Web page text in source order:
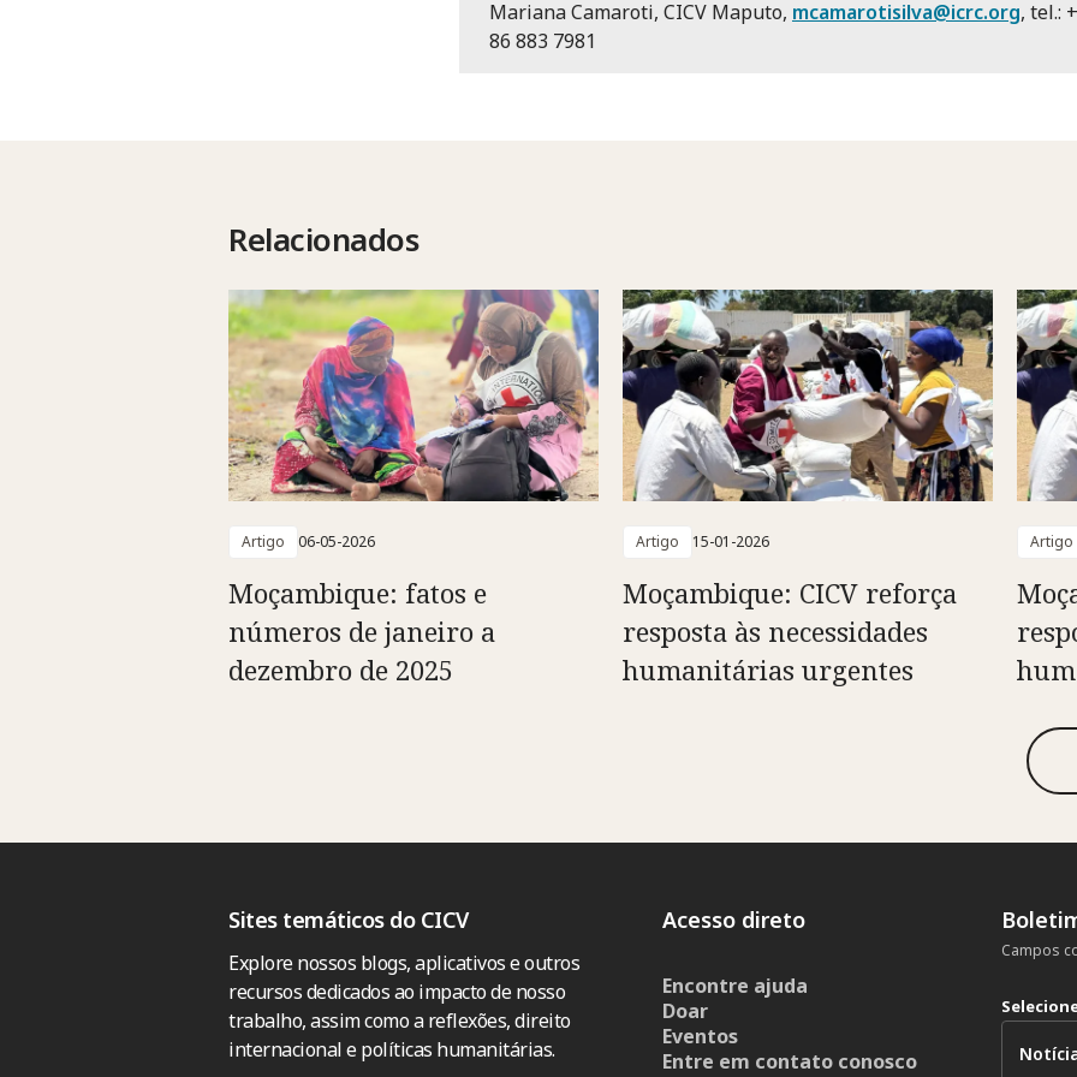
Mariana Camaroti, CICV Maputo, mcamarotisilva@icrc.org, tel.:
86 883 7981
Relacionados
Artigo 06-05-2026
Moçambique: fatos e
números de janeiro a
dezembro de 2025
Artigo 15-01-2026
Moçambique: CICV reforça
resposta às necessidades
humanitárias urgentes
Artigo
Sites temáticos do CICV
Explore nossos blogs, aplicativos e outros
recursos dedicados ao impacto de nosso
trabalho, assim como a reflexões, direito
internacional e políticas humanitárias.
Acesso direto
Encontre ajuda
Doar
Eventos
Entre em contato conosco
Campos